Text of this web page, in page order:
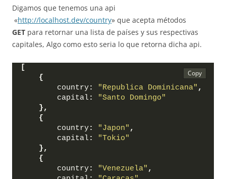
Digamos que tenemos una api
«http://localhost.dev/country» que acepta métodos
GET para retornar una lista de países y sus respectivas
capitales, Algo como esto seria lo que retorna dicha api.
[
{
        country
: "Republica Dominicana" ,
        capital
:
"Santo Domingo"
},
{
        country
: "Japon" ,
        capital
:
"Tokio"
},
{
        country
: "Venezuela" ,